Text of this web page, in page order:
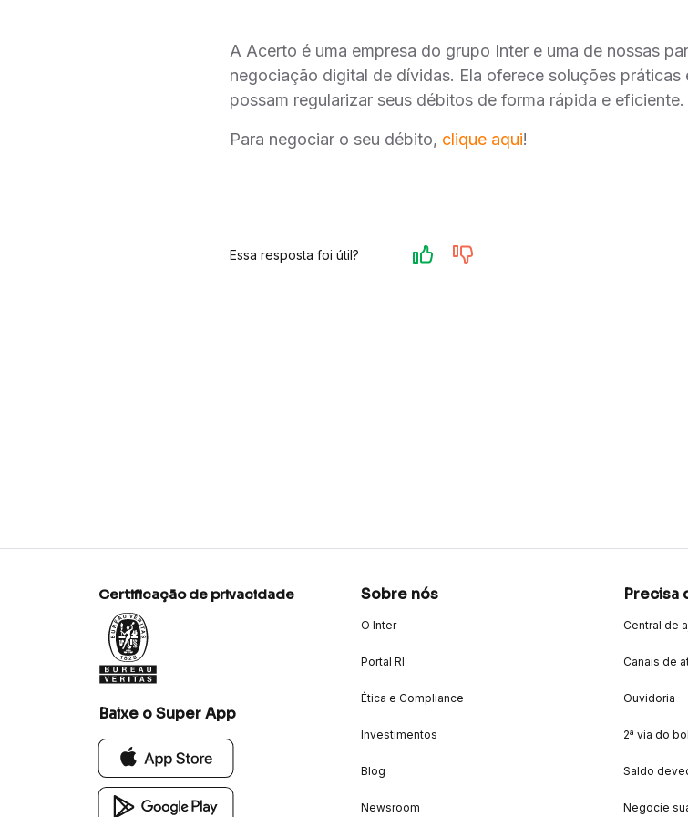
A Acerto é uma empresa do grupo Inter e uma de nossas
negociação digital de dívidas. Ela oferece soluções
possam regularizar seus débitos de forma rápida e eficiente.
Para negociar o seu débito, clique aqui!
Essa resposta foi útil?
Certificação de privacidade
Baixe o Super App
Sobre nós
O Inter
Portal RI
Ética e Compliance
Investimentos
Blog
Newsroom
Precisa
Central de
Canais de
Ouvidoria
2ª via do
Saldo
Negocie